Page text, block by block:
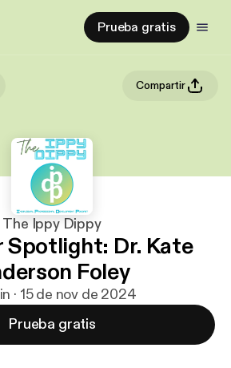
Prueba gratis
Compartir
The Ippy Dippy
Spotlight: Dr. Kate
Foley
· 15 de nov de 2024
Prueba gratis